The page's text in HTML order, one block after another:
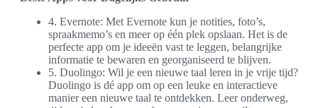
4. Evernote: Met Evernote kun je notities, foto’s,
spraakmemo’s en meer op één plek opslaan. Het is de
perfecte app om je ideeën vast te leggen, belangrijke
informatie te bewaren en georganiseerd te blijven.
5. Duolingo: Wil je een nieuwe taal leren in je vrije tijd?
Duolingo is dé app om op een leuke en interactieve
manier een nieuwe taal te ontdekken. Leer onderweg,